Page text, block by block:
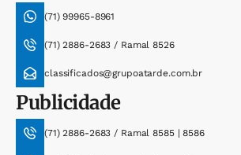
(71) 99965-8961
(71) 2886-2683 / Ramal 8526
classificados@grupoatarde.com.br
Publicidade
(71) 2886-2683 / Ramal 8585 | 8586